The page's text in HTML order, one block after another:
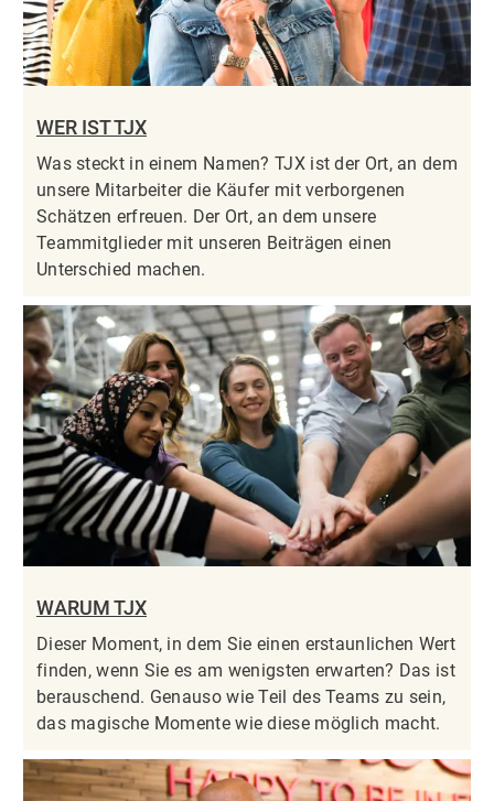
WER IST TJX
Was steckt in einem Namen? TJX ist der Ort, an dem
unsere Mitarbeiter die Käufer mit verborgenen
Schätzen erfreuen. Der Ort, an dem unsere
Teammitglieder mit unseren Beiträgen einen
Unterschied machen.
WARUM TJX
Dieser Moment, in dem Sie einen erstaunlichen Wert
finden, wenn Sie es am wenigsten erwarten? Das ist
berauschend. Genauso wie Teil des Teams zu sein,
das magische Momente wie diese möglich macht.